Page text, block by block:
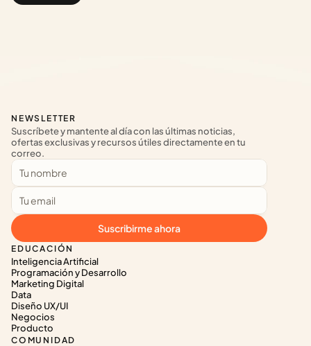
EDUCACIÓN
Inteligencia Artificial
Programación y Desarrollo
Marketing Digital
Data
Diseño UX/UI
Negocios
Producto
COMUNIDAD
NEWSLETTER
Suscríbete y mantente al día con las últimas noticias,
ofertas exclusivas y recursos útiles directamente en tu
correo.
Suscribirme ahora